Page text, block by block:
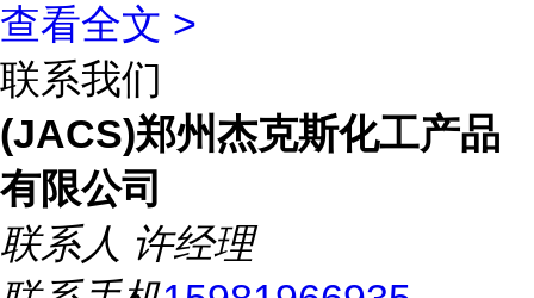
查看全文 >
联系我们
(JACS)郑州杰克斯化工产品
有限公司
联系人 许经理